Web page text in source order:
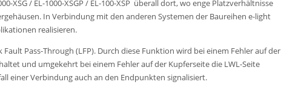
XSG / EL-1000-XSGP / EL-100-XSP überall dort, wo enge Platzverhältnisse
In Verbindung mit den anderen Systemen der Baureihen e-light
realisieren.
Pass-Through (LFP). Durch diese Funktion wird bei einem Fehler auf der
und umgekehrt bei einem Fehler auf der Kupferseite die LWL-Seite
einer Verbindung auch an den Endpunkten signalisiert.